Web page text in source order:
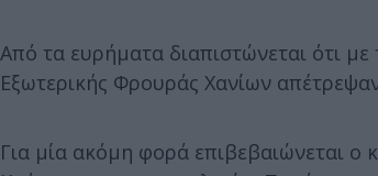
Από τα ευρήματα διαπιστώνεται ότι με
Εξωτερικής Φρουράς Χανίων
Για μία ακόμη φορά επιβεβαιώνεται